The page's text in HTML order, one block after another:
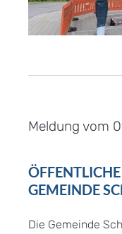
Meldung vom
GEMEINDE
Die Gemeinde